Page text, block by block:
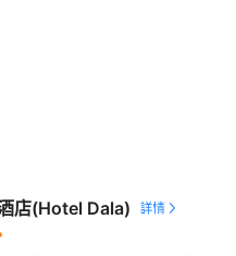
店(Hotel Dala)